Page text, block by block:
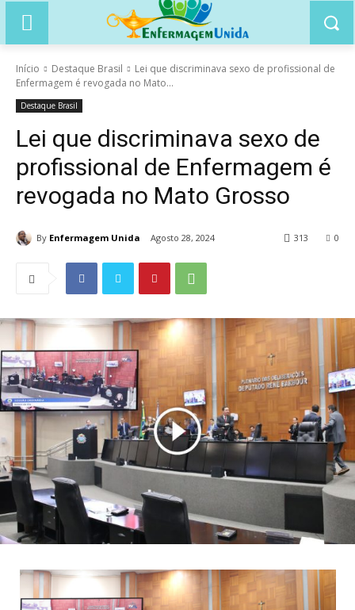
Início Destaque Brasil
Lei que discriminava sexo de profissional de
Enfermagem é revogada no Mato...
Destaque Brasil
Lei que discriminava sexo de
profissional de Enfermagem é
revogada no Mato Grosso
By Enfermagem Unida Agosto 28, 2024 0
313